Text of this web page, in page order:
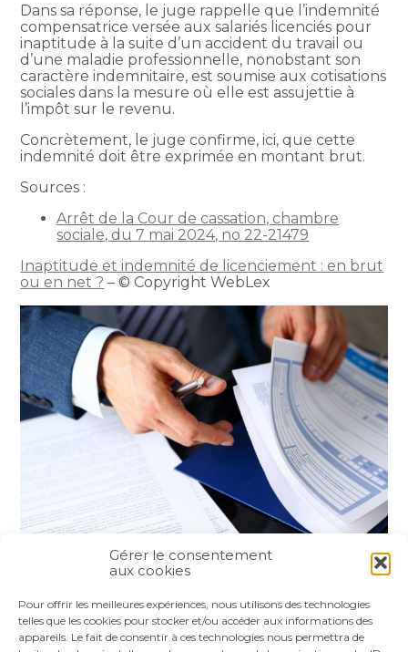
Gérer le consentement
aux cookies
Pour offrir les meilleures expériences, nous utilisons des technologies
telles que les cookies pour stocker et/ou accéder aux informations des
appareils. Le fait de consentir à ces technologies nous permettra de
Dans sa réponse, le juge rappelle que l’indemnité
compensatrice versée aux salariés licenciés pour
inaptitude à la suite d’un accident du travail ou
d’une maladie professionnelle, nonobstant son
caractère indemnitaire, est soumise aux cotisations
sociales dans la mesure où elle est assujettie à
l’impôt sur le revenu.
Concrètement, le juge confirme, ici, que cette
indemnité doit être exprimée en montant brut.
Sources :
Arrêt de la Cour de cassation, chambre
sociale, du 7 mai 2024, no 22-21479
Inaptitude et indemnité de licenciement : en brut
ou en net ? – © Copyright WebLex